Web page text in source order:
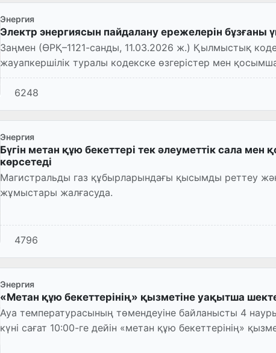
Энергия
Электр энергиясын пайдалану ережелерін бұзғаны
Заңмен (ӨРҚ–1121-санды, 11.03.2026 ж.) Қылмыстық
жауапкершілік туралы кодекске өзгерістер мен
6248
Энергия
Бүгін метан құю бекеттері тек әлеуметтік сала мен
көрсетеді
Магистральды газ құбырларындағы қысымды реттеу
жұмыстары жалғасуда.
4796
Энергия
«Метан құю бекеттерінің» қызметіне уақытша
Ауа температурасының төмендеуіне байланысты 4
күні сағат 10:00-ге дейін «метан құю бекеттерінің»